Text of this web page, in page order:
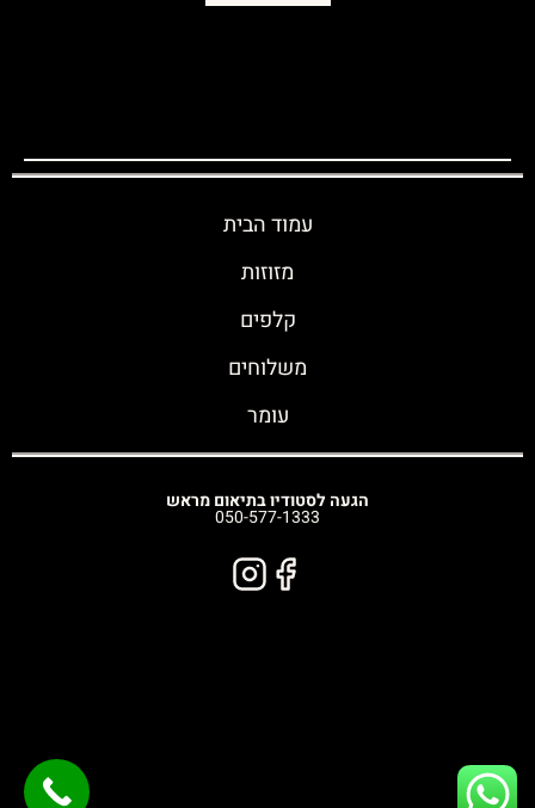
עמוד הבית
מזוזות
קלפים
משלוחים
עומר
הגעה לסטודיו בתיאום מראש
050-577-1333